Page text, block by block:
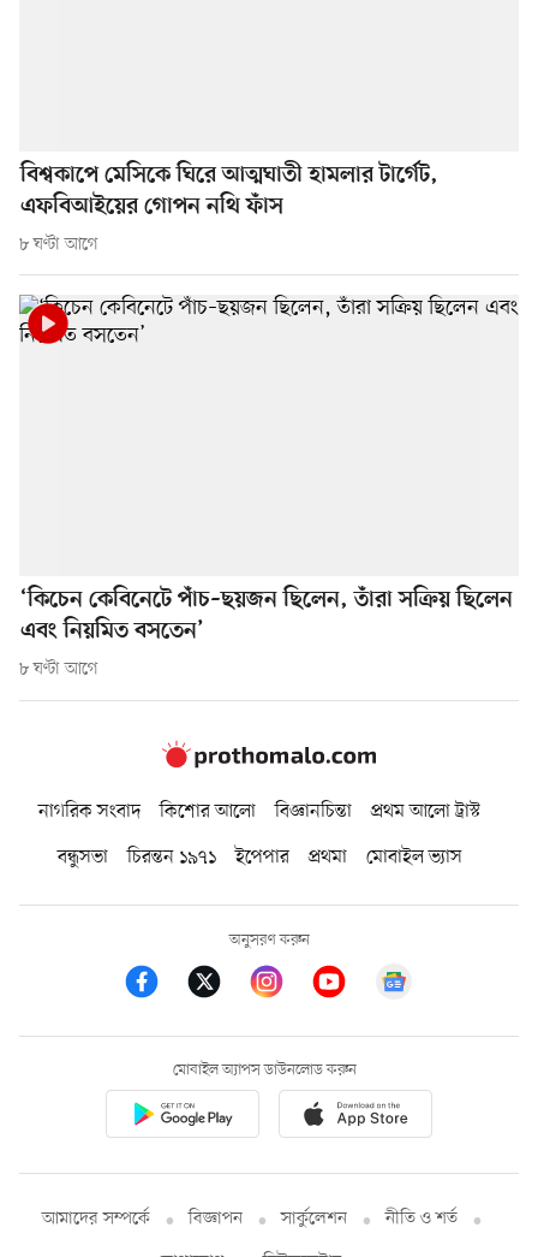
বিশ্বকাপে মেসিকে ঘিরে আত্মঘাতী হামলার টার্গেট,
এফবিআইয়ের গোপন নথি ফাঁস
৮ ঘণ্টা আগে
‘কিচেন কেবিনেটে পাঁচ–ছয়জন ছিলেন, তাঁরা সক্রিয় ছিলেন
এবং নিয়মিত বসতেন’
৮ ঘণ্টা আগে
নাগরিক সংবাদ কিশোর আলো বিজ্ঞানচিন্তা
প্রথম আলো ট্রাস্ট
বন্ধুসভা
চিরন্তন ১৯৭১ ইপেপার প্রথমা মোবাইল ভ্যাস
অনুসরণ করুন
মোবাইল অ্যাপস ডাউনলোড করুন
আমাদের সম্পর্কে বিজ্ঞাপন সার্কুলেশন
নীতি ও শর্ত